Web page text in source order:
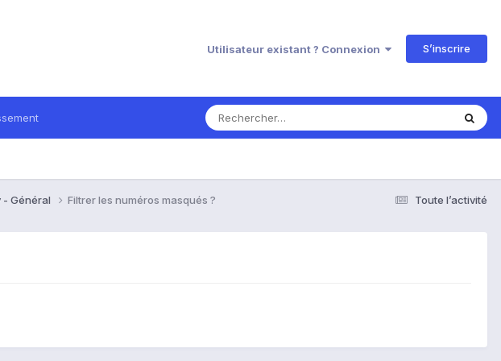
Utilisateur existant ? Connexion S’inscrire
Toute l’activité
- Général Filtrer les numéros masqués ?